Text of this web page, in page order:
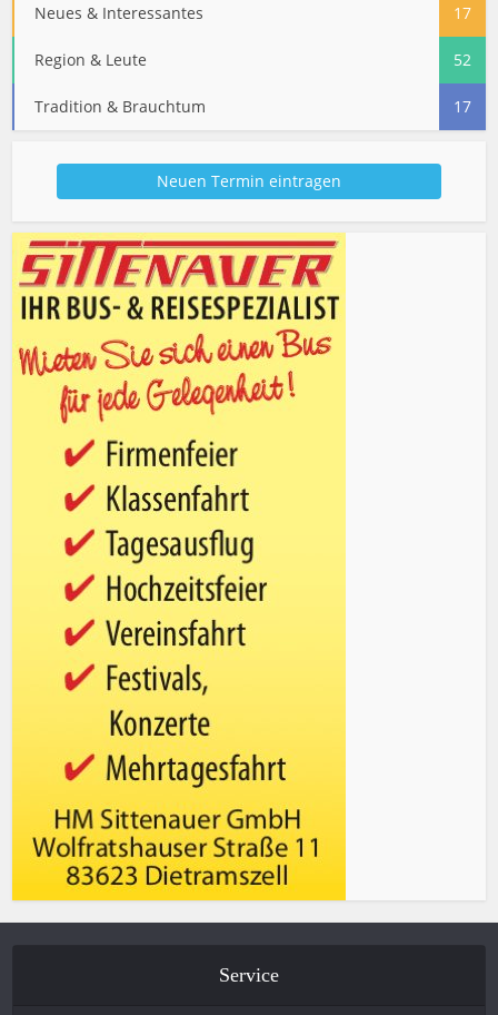
Neues & Interessantes 17
Region & Leute 52
Tradition & Brauchtum 17
Neuen Termin eintragen
Service